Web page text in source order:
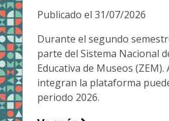
Publicado el 31/07/2026
Durante el segundo
parte del Sistema Nacional
Educativa de Museos
integran la plataforma
periodo 2026.